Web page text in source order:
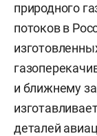
природного
потоков в
и ближнему
деталей